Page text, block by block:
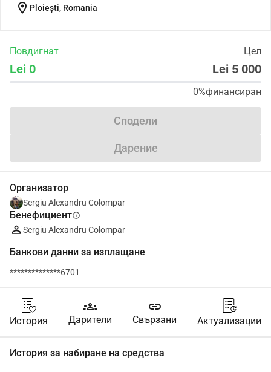
location_on Ploiești, Romania
Повдигнат Цел
Lei 0 Lei 5 000
0%финансиран
Сподели
Дарение
Организатор
Sergiu Alexandru Colompar
Бенефициентinfo
Sergiu Alexandru Colompar
Банкови данни за изплащане
**************6701
История
groups
Дарители
link
Свързани Актуализации
История за набиране на средства